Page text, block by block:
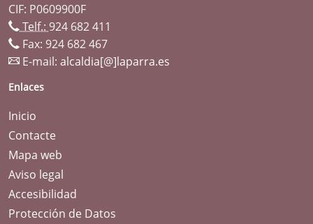
CIF: P0609900F
Telf.: 924 682 411
Fax: 924 682 467
E-mail: alcaldia[@]laparra.es
Enlaces
Inicio
Contacte
Mapa web
Aviso legal
Accesibilidad
Protección de Datos